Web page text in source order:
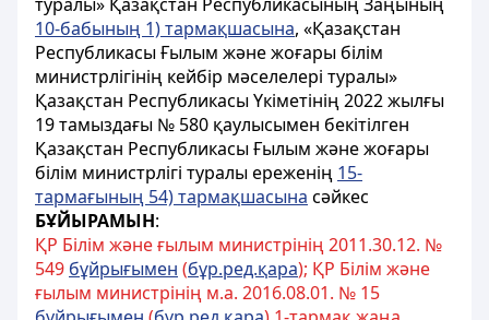
10-бабының 1) тармақшасына, «Қазақстан
Республикасы Ғылым және жоғары білім
министрлігінің кейбір мәселелері туралы»
Қазақстан Республикасы Үкіметінің 2022 жылғы
19 тамыздағы № 580 қаулысымен бекітілген
Қазақстан Республикасы Ғылым және жоғары
білім министрлігі туралы ереженің 15-
тармағының 54) тармақшасына сәйкес
БҰЙЫРАМЫН:
ҚР Білім және ғылым министрінің 2011.30.12. №
549 бұйрығымен (бұр.ред.қара); ҚР Білім және
ғылым министрінің м.а. 2016.08.01. № 15